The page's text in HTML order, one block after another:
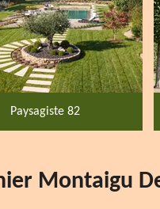
Paysagiste 82
Montaigu